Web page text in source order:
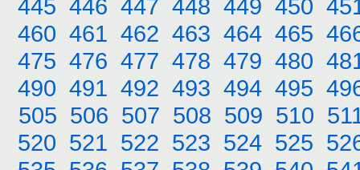
445 446 447 448 449 450
460 461 462 463 464 465
475 476 477 478 479 480
490 491 492 493 494 495
505 506 507 508 509 510
520 521 522 523 524 525